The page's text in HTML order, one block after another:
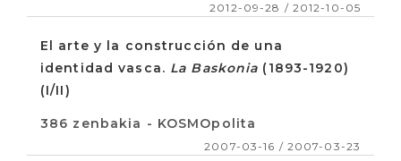
2012-09-28 / 2012-10-05
El arte y la construcción de una
identidad vasca. La Baskonia (1893-1920)
(I/II)
386 zenbakia - KOSMOpolita
2007-03-16 / 2007-03-23